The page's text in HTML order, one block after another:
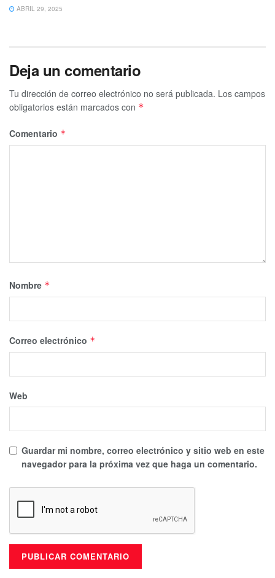
ABRIL 29, 2025
Deja un comentario
Tu dirección de correo electrónico no será publicada. Los campos
obligatorios están marcados con *
Comentario *
Nombre *
Correo electrónico *
Web
Guardar mi nombre, correo electrónico y sitio web en este
navegador para la próxima vez que haga un comentario.